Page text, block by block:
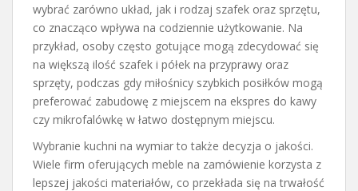
wybrać zarówno układ, jak i rodzaj szafek oraz sprzętu,
co znacząco wpływa na codziennie użytkowanie. Na
przykład, osoby często gotujące mogą zdecydować się
na większą ilość szafek i półek na przyprawy oraz
sprzęty, podczas gdy miłośnicy szybkich posiłków mogą
preferować zabudowę z miejscem na ekspres do kawy
czy mikrofalówkę w łatwo dostępnym miejscu.
Wybranie kuchni na wymiar to także decyzja o jakości.
Wiele firm oferujących meble na zamówienie korzysta z
lepszej jakości materiałów, co przekłada się na trwałość